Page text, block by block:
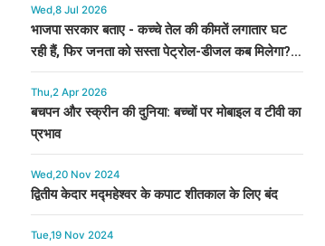
Wed,8 Jul 2026
भाजपा सरकार बताए - कच्चे तेल की कीमतें लगातार घट
रही हैं, फिर जनता को सस्ता पेट्रोल-डीजल कब मिलेगा? :
कुमारी सैलजा
Thu,2 Apr 2026
बचपन और स्क्रीन की दुनिया: बच्चों पर मोबाइल व टीवी का
प्रभाव
Wed,20 Nov 2024
द्वितीय केदार मद्महेश्वर के कपाट शीतकाल के लिए बंद
Tue,19 Nov 2024